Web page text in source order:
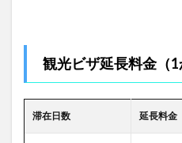
観光ビザ延長料金（1
滞在日数 延長料金